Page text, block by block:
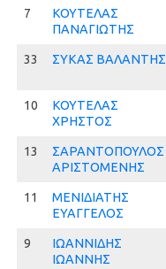
7
33
10
13
11
9
7
ΚΟΥΤΕΛΑΣ
ΠΑΝΑΓΙΩΤΗΣ
33 ΣΥΚΑΣ ΒΑΛΑΝΤΗΣ
10
ΚΟΥΤΕΛΑΣ
ΧΡΗΣΤΟΣ
13
ΣΑΡΑΝΤΟΠΟΥΛΟΣ
ΑΡΙΣΤΟΜΕΝΗΣ
11
ΜΕΝΙΔΙΑΤΗΣ
ΕΥΑΓΓΕΛΟΣ
9
ΙΩΑΝΝΙΔΗΣ
ΙΩΑΝΝΗΣ